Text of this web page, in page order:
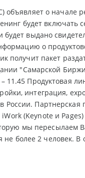
о начале
будет включать
выдано
о
получит пакет
"Самарской
11.45 Продуктовая
интеграция,
Партнерская
(Keynote и
мы пересылаем
более 2 человек. В